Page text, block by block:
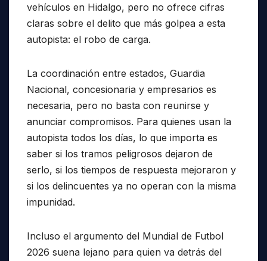
vehículos en Hidalgo, pero no ofrece cifras
claras sobre el delito que más golpea a esta
autopista: el robo de carga.
La coordinación entre estados, Guardia
Nacional, concesionaria y empresarios es
necesaria, pero no basta con reunirse y
anunciar compromisos. Para quienes usan la
autopista todos los días, lo que importa es
saber si los tramos peligrosos dejaron de
serlo, si los tiempos de respuesta mejoraron y
si los delincuentes ya no operan con la misma
impunidad.
Incluso el argumento del Mundial de Futbol
2026 suena lejano para quien va detrás del